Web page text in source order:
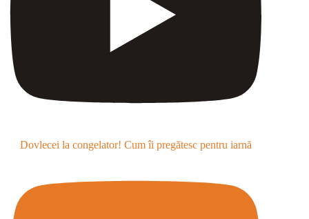
Dovlecei la congelator! Cum îi pregătesc pentru iarnă